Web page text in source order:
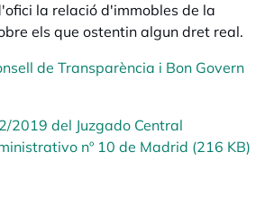
la relació d'immobles de la
els que ostentin algun dret real.
de Transparència i Bon Govern
2019 del Juzgado Central
nº 10 de Madrid (216 KB)